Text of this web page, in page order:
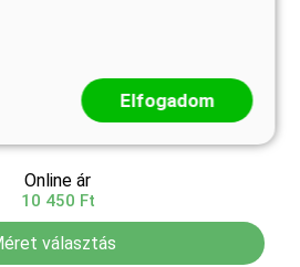
arizóna-ciprus
Online ár
10 450 Ft
választás
Elfogadom